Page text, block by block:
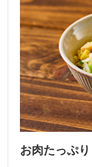
お肉たっぷ